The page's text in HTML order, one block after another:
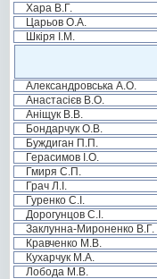
Хара В.Г.
Царьов О.А.
Шкіря І.М.
Александровська А.О.
Анастасієв В.О.
Аніщук В.В.
Бондарчук О.В.
Буждиган П.П.
Герасимов І.О.
Гмиря С.П.
Грач Л.І.
Гуренко С.І.
Дорогунцов С.І.
Заклунна-Мироненко В.Г.
Кравченко М.В.
Кухарчук М.А.
Лобода М.В.